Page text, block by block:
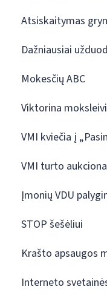
Atsiskaitymas
Dažniausiai
Mokesčių ABC
Viktorina
VMI kviečia į
VMI turto
Įmonių VDU
STOP šešėliui
Krašto apsaugos
Interneto